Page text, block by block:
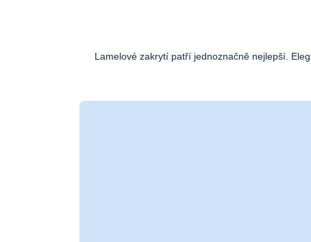
Lamelové zakrytí patří jednoznačně nejlepší.